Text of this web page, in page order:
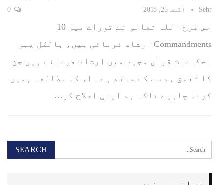
Sehr اگست 25, 2018
جس طرح اللہ تعالی نے تورات میں 10
Commandments ارشاد فرمائی ہیں، بالکل یہی
احکامات قرآن مجید میں ارشاد فرمائے ہیں جن
کا تعلق ہم سب کے ساتھ ہے۔ اس کا مطالعہ ہمیں
کرنا چاہیے تاکہ ہم اپنی اصلاح کر…